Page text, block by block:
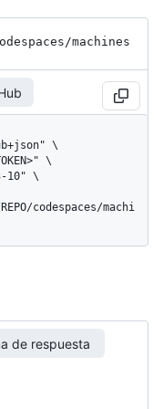
/machines
codespaces/machi
de respuesta